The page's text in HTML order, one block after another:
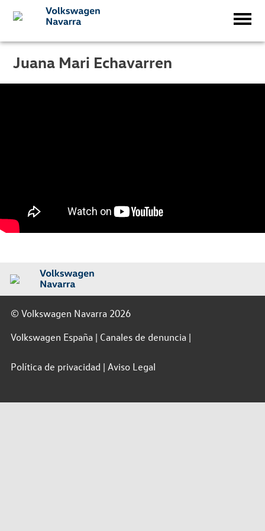
Juana Mari Echavarren
© Volkswagen Navarra 2026
Volkswagen España
Canales de denuncia
Política de privacidad Aviso Legal